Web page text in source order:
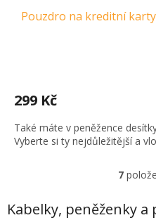
Pouzdro na kreditní
299 Kč
Také máte v peněžence
Vyberte si ty nejdůležitější a
7
Kabelky, peněženky a